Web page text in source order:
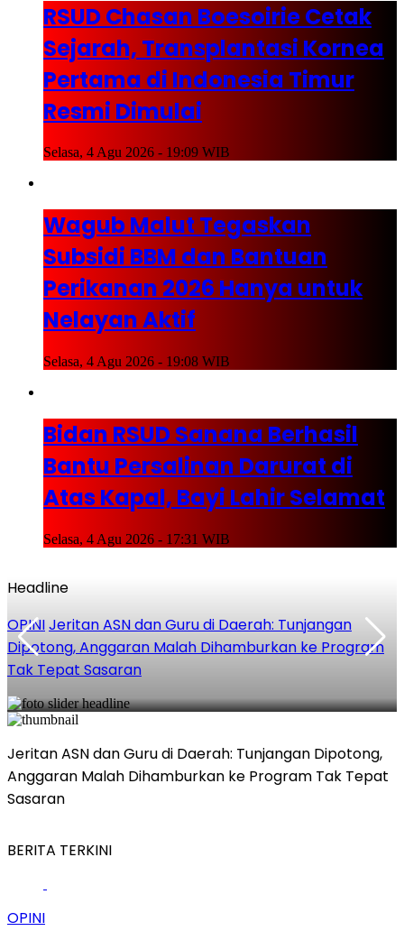
RSUD Chasan Boesoirie Cetak
Sejarah, Transplantasi Kornea
Pertama di Indonesia Timur
Resmi Dimulai
Selasa, 4 Agu 2026 - 19:09 WIB
Wagub Malut Tegaskan
Subsidi BBM dan Bantuan
Perikanan 2026 Hanya untuk
Nelayan Aktif
Selasa, 4 Agu 2026 - 19:08 WIB
Bidan RSUD Sanana Berhasil
Bantu Persalinan Darurat di
Atas Kapal, Bayi Lahir Selamat
Selasa, 4 Agu 2026 - 17:31 WIB
Headline
OPINIJeritan ASN dan Guru di Daerah: Tunjangan
Dipotong, Anggaran Malah Dihamburkan ke Program
Tak Tepat Sasaran
Jeritan ASN dan Guru di Daerah: Tunjangan Dipotong,
Anggaran Malah Dihamburkan ke Program Tak Tepat
Sasaran
BERITA TERKINI
OPINI